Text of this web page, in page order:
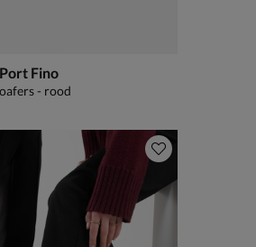
Fino
- rood
€ 118,99